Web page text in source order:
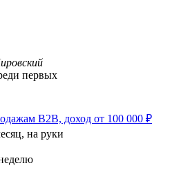
первых
B2B, доход от 100 000 ₽
на руки